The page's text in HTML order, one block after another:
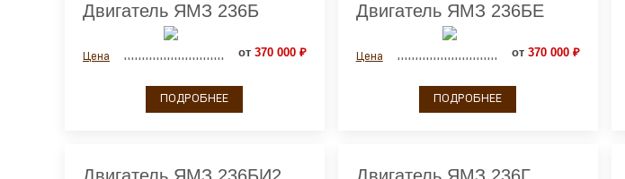
Двигатель ЯМЗ 236Б
Цена от370 000 ₽
ПОДРОБНЕЕ
Двигатель ЯМЗ 236БЕ
Цена от370 000 ₽
ПОДРОБНЕЕ